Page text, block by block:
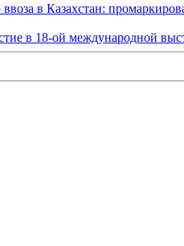
в Казахстан:
в 18-ой международной